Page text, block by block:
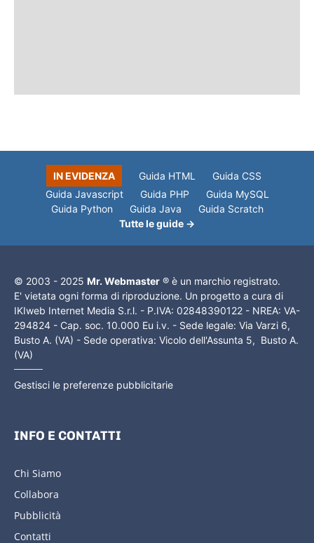
IN EVIDENZA Guida HTML
Guida CSS
Guida Javascript
Guida PHP
Guida MySQL
Guida Python
Guida Java
Guida Scratch
Tutte le guide →
© 2003 - 2025 Mr. Webmaster ® è un marchio registrato.
E' vietata ogni forma di riproduzione. Un progetto a cura di
IKIweb Internet Media S.r.l. - P.IVA: 02848390122 - NREA: VA-
294824 - Cap. soc. 10.000 Eu i.v. - Sede legale: Via Varzi 6,
Busto A. (VA) - Sede operativa: Vicolo dell'Assunta 5, Busto A.
(VA)
Gestisci le preferenze pubblicitarie
INFO E CONTATTI
Chi Siamo
Collabora
Pubblicità
Contatti